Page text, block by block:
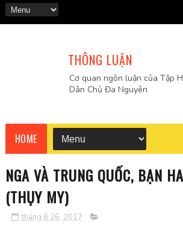
THÔNG LUẬN
Cơ quan ngôn luận của Tập
Dân Chủ Đa Nguyên
HOME
NGA VÀ TRUNG QUỐC, BẠN
(THỤY MY)
tháng 8 26, 2017